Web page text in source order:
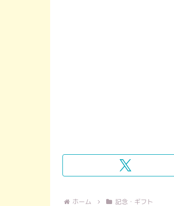
ホーム 記念・ギフト